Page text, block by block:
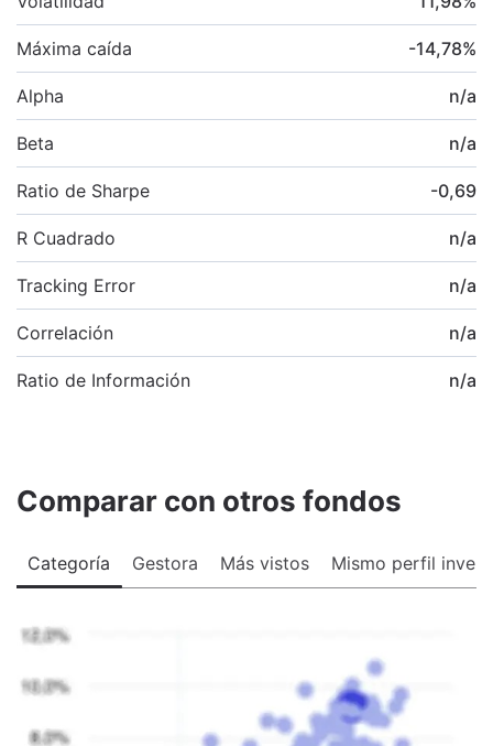
Máxima caída -14,78%
Alpha n/a
Beta n/a
Ratio de Sharpe -0,69
R Cuadrado n/a
Tracking Error n/a
Correlación n/a
Ratio de Información n/a
Comparar con otros fondos
Categoría Gestora Más vistos Mismo perfil